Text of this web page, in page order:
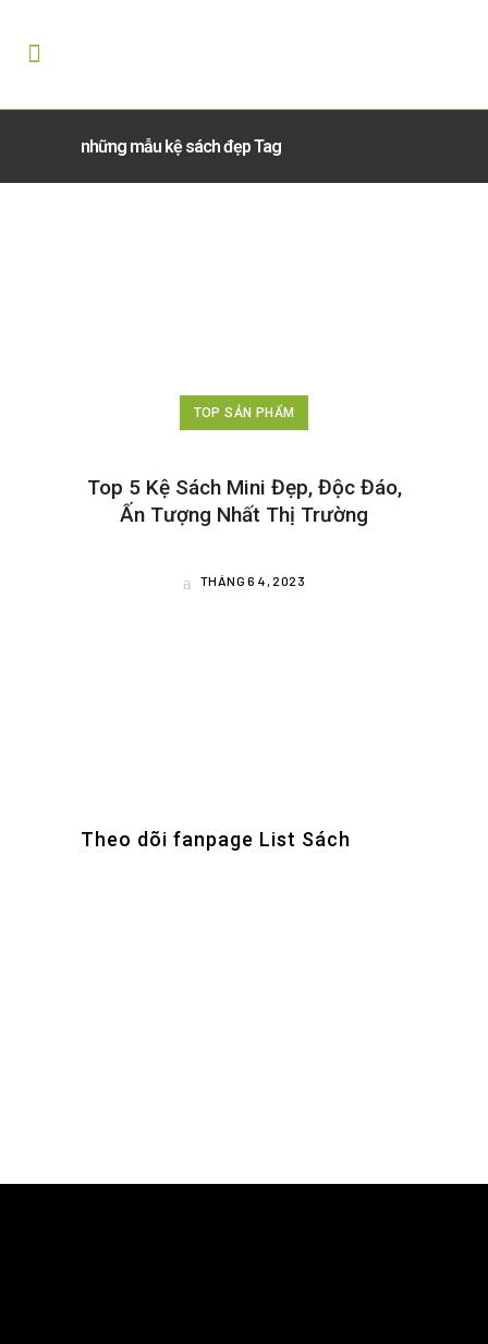
những mẫu kệ sách đẹp Tag
TOP SẢN PHẨM
Top 5 Kệ Sách Mini Đẹp, Độc Đáo,
Ấn Tượng Nhất Thị Trường
THÁNG 6 4, 2023
Theo dõi fanpage List Sách